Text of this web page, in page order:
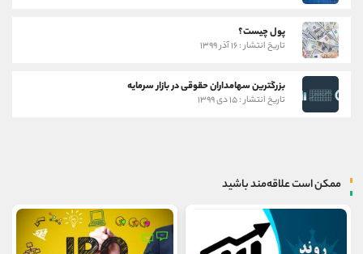
پول چیست؟
تاریخ انتشار : ۱۶ آذر ۱۳۹۹
بزرگترین سهامداران حقوقی در بازار سرمایه
تاریخ انتشار : ۱۵ دی ۱۳۹۹
ممکن است علاقه‌مند باشید